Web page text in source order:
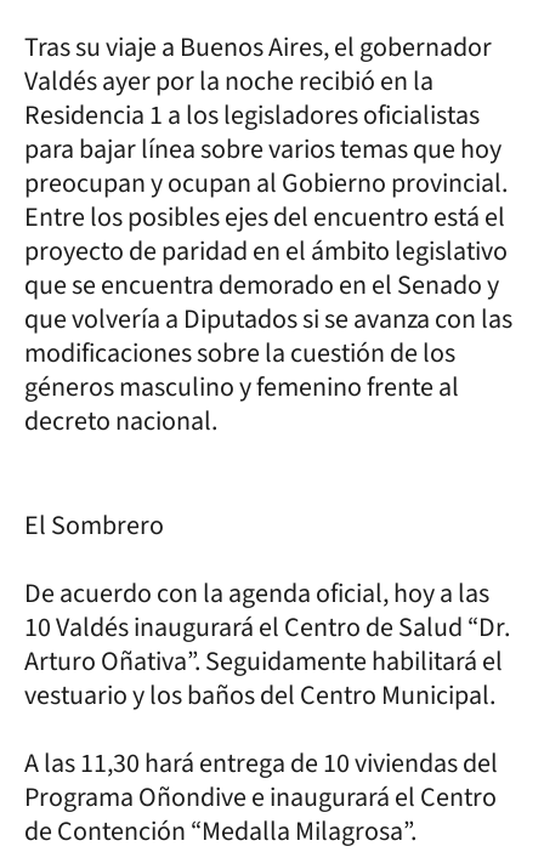
Tras su viaje a Buenos Aires, el gobernador
Valdés ayer por la noche recibió en la
Residencia 1 a los legisladores oficialistas
para bajar línea sobre varios temas que hoy
preocupan y ocupan al Gobierno provincial.
Entre los posibles ejes del encuentro está el
proyecto de paridad en el ámbito legislativo
que se encuentra demorado en el Senado y
que volvería a Diputados si se avanza con las
modificaciones sobre la cuestión de los
géneros masculino y femenino frente al
decreto nacional.
El Sombrero
De acuerdo con la agenda oficial, hoy a las
10 Valdés inaugurará el Centro de Salud “Dr.
Arturo Oñativa”. Seguidamente habilitará el
vestuario y los baños del Centro Municipal.
A las 11,30 hará entrega de 10 viviendas del
Programa Oñondive e inaugurará el Centro
de Contención “Medalla Milagrosa”.